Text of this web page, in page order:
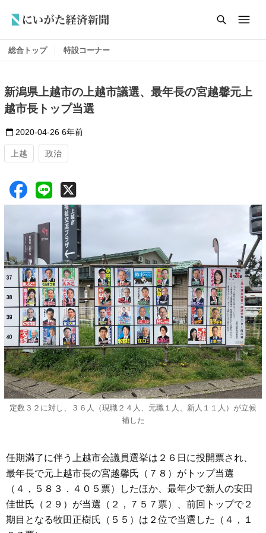
総合トップ 特設コーナー
新潟県上越市の上越市議選、最年長の宮越馨元上
越市長トップ当選
2020-04-26 6年前
上越 政治
定数３２に対し、３６人（現職２４人、元職１人、新人１１人）が立候
補した
任期満了に伴う上越市会議員選挙は２６日に投開票され、
最年長で元上越市長の宮越馨氏（７８）がトップ当選
（４，５８３．４０５票）したほか、最年少で新人の安田
佳世氏（２９）が当選（２，７５７票）、前回トップで２
期目となる牧田正樹氏（５５）は２位で当選した（４，１